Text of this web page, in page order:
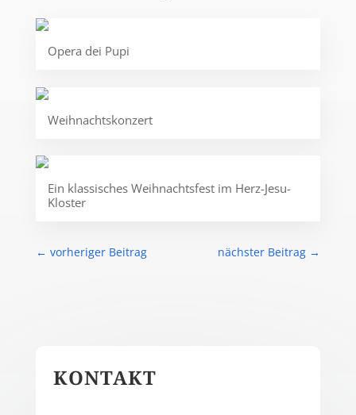
Opera dei Pupi
Weihnachtskonzert
Ein klassisches Weihnachtsfest im Herz-Jesu-
Kloster
← vorheriger Beitrag nächster Beitrag →
KONTAKT